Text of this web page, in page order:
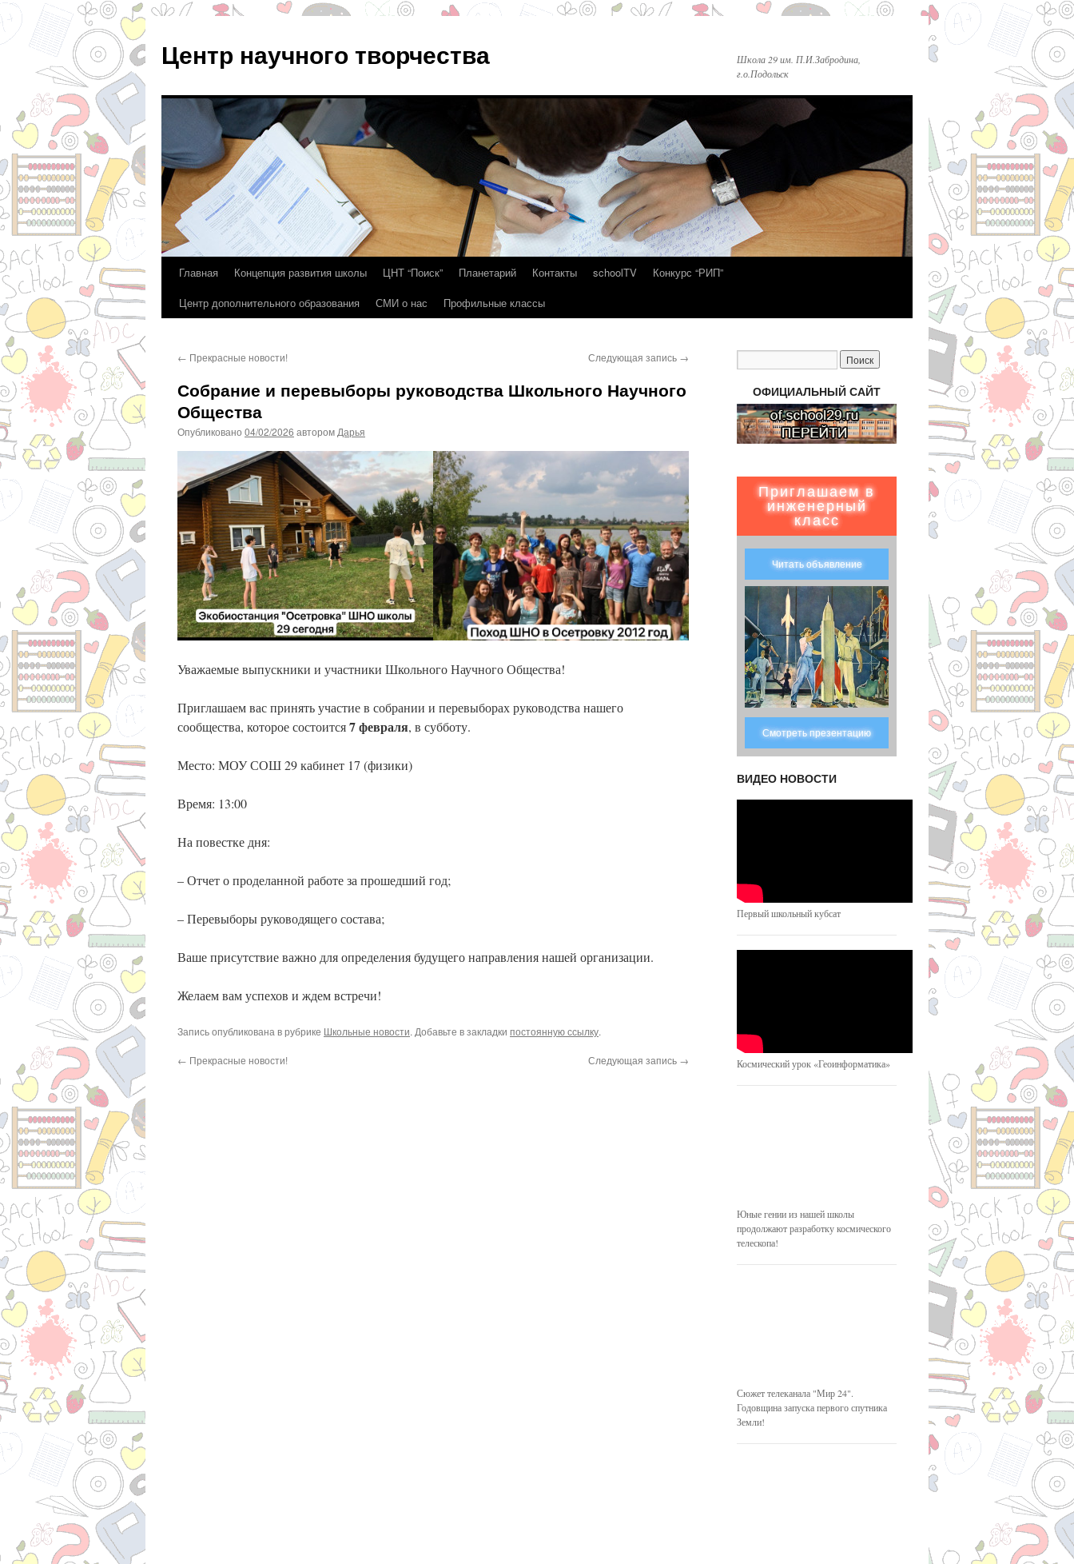
Центр научного творчества
Школа 29 им. П.И.Забродина,
г.о.Подольск
Перейти
Главная Концепция развития школы ЦНТ “Поиск” Планетарий Контакты schoolTV
Конкурс “РИП”
Центр дополнительного образования
СМИ о нас Профильные классы
← Прекрасные новости! Следующая запись →
Собрание и перевыборы руководства Школьного Научного
Общества
Опубликовано 04/02/2026 автором Дарья
Уважаемые выпускники и участники Школьного Научного Общества!
Приглашаем вас принять участие в собрании и перевыборах руководства нашего
сообщества, которое состоится7 февраля, в субботу.
Место: МОУ СОШ 29 кабинет 17 (физики)
Время: 13:00
На повестке дня:
– Отчет о проделанной работе за прошедший год;
– Перевыборы руководящего состава;
Ваше присутствие важно для определения будущего направления нашей организации.
Желаем вам успехов и ждем встречи!
Запись опубликована в рубрике Школьные новости. Добавьте в закладки постоянную ссылку.
← Прекрасные новости! Следующая запись →
ОФИЦИАЛЬНЫЙ САЙТ
Приглашаем в
инженерный
класс
Читать объявление
Смотреть презентацию
ВИДЕО НОВОСТИ
Первый школьный кубсат
Космический урок «Геоинформатика»
Юные гении из нашей школы
продолжают разработку космического
телескопа!
Сюжет телеканала "Мир 24".
Годовщина запуска первого спутника
Земли!